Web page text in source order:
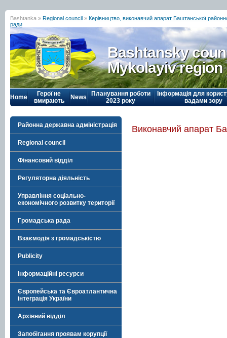
Bashtanka » Regional council » Керівництво, виконавчий апарат Баштанської
ради
Bashtansky
Mykolayiv region
Home
Герої не
вмирають
News
Планування роботи
2023 року
Інформація для
вадами зору
Районна державна адміністрація
Regional council
Фінансовий відділ
Регуляторна діяльність
Управління соціально-
економічного розвитку території
Громадська рада
Взаємодія з громадськістю
Publicity
Інформаційні ресурси
Європейська та Євроатлантична
інтеграція України
Архівний відділ
Запобігання проявам корупції
Виконавчий апарат